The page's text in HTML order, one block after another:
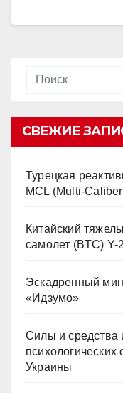
СВЕЖИЕ
Турецкая
MCL (Multi-
Китайский
самолет (BTC)
Эскадренный
«Идзумо»
Силы и
Украины